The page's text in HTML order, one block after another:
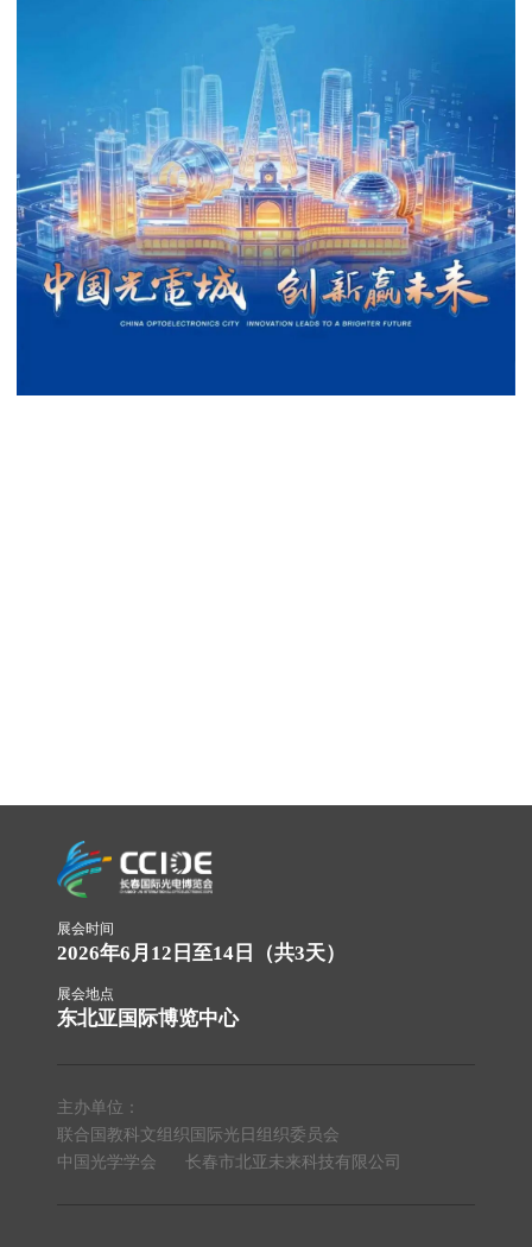
展会时间
2026年6月12日至14日（共3天）
展会地点
东北亚国际博览中心
主办单位：
联合国教科文组织国际光日组织委员会
中国光学学会
长春市北亚未来科技有限公司